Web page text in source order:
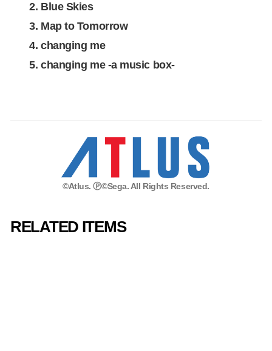
Blue Skies
Map to Tomorrow
changing me
changing me -a music box-
©Atlus. Ⓟ©Sega. All Rights Reserved.
RELATED ITEMS